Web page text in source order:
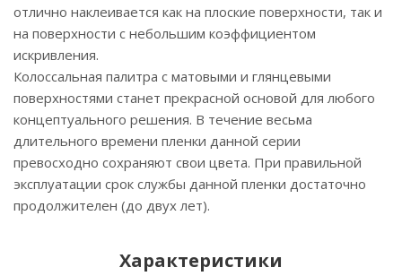
отлично наклеивается как на плоские поверхности, так и
на поверхности с небольшим коэффициентом
искривления.
Колоссальная палитра с матовыми и глянцевыми
поверхностями станет прекрасной основой для любого
концептуального решения. В течение весьма
длительного времени пленки данной серии
превосходно сохраняют свои цвета. При правильной
эксплуатации срок службы данной пленки достаточно
продолжителен (до двух лет).
Характеристики